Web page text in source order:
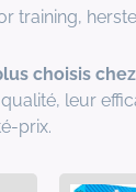
training,
choisis
leur
prix.